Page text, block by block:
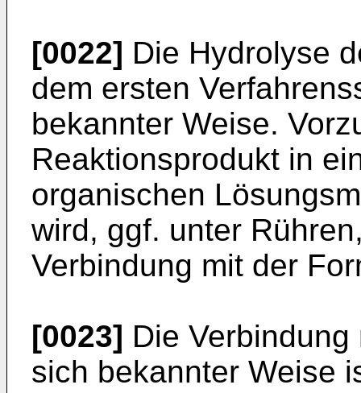
[0022] Die Hydrolyse
dem ersten
bekannter Weise.
Reaktionsprodukt in
organischen
wird, ggf. unter
Verbindung mit der
[0023] Die
sich bekannter Weise